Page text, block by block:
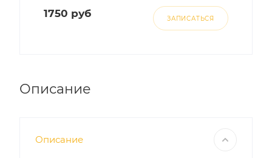
1750 руб ЗАПИСАТЬСЯ
Описание
Описание